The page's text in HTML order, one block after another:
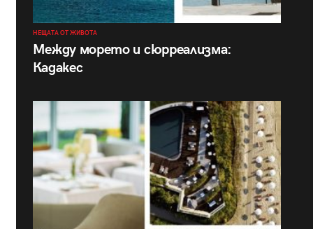
НЕЩАТА ОТ ЖИВОТА
Между морето и сюрреализма:
Кадакес